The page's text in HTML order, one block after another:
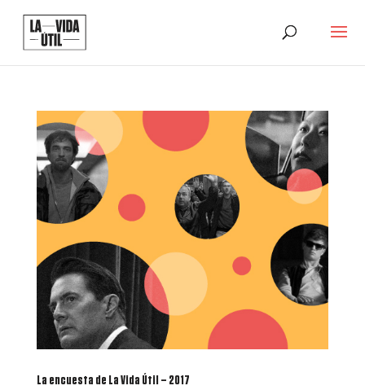
La encuesta de La Vida Útil – 2017